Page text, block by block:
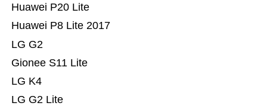
LG G2 Lite
LG K4
Gionee S11 Lite
LG G2
Huawei P8 Lite 2017
Huawei P20 Lite